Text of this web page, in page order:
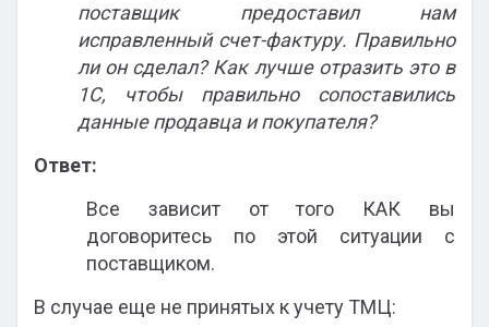
поставщик предоставил нам
исправленный счет-фактуру. Правильно
ли он сделал? Как лучше отразить это в
1С, чтобы правильно сопоставились
данные продавца и покупателя?
Ответ:
Все зависит от того КАК вы
договоритесь по этой ситуации с
поставщиком.
В случае еще не принятых к учету ТМЦ: